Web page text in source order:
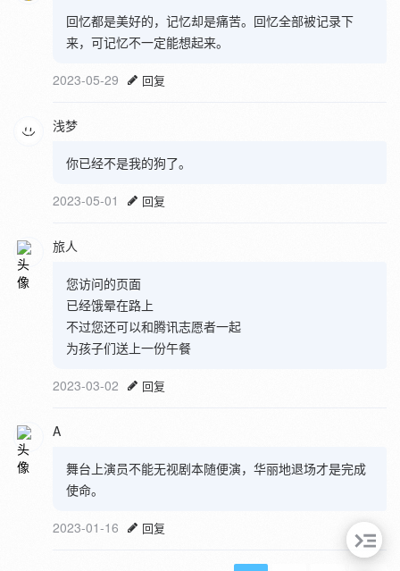
回忆都是美好的，记忆却是痛苦。回忆全部被记录下
来，可记忆不一定能想起来。
2023-05-29 回复
浅梦
你已经不是我的狗了。
2023-05-01 回复
旅人
您访问的页面
已经饿晕在路上
不过您还可以和腾讯志愿者一起
为孩子们送上一份午餐
2023-03-02 回复
A
舞台上演员不能无视剧本随便演，华丽地退场才是完成
使命。
2023-01-16 回复